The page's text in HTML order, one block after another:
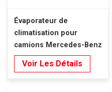
Évaporateur de
climatisation pour
camions Mercedes-Benz
Voir Les Détails